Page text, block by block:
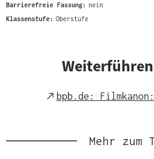
Barrierefreie Fassung: nein
Klassenstufe: Oberstufe
External
bpb.de:
Mehr zum